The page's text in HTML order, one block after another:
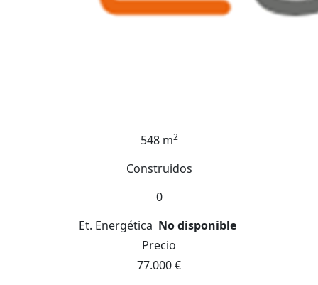
548 m2
Construidos
0
Et. Energética No disponible
Precio
77.000 €